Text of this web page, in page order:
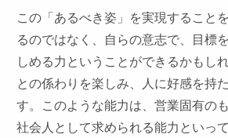
この「あるべき姿」を実現すること
るのではなく、自らの意志で、目標
しめる力ということができるかもし
との係わりを楽しみ、人に好感を持
す。このような能力は、営業固有の
社会人として求められる能力といっ